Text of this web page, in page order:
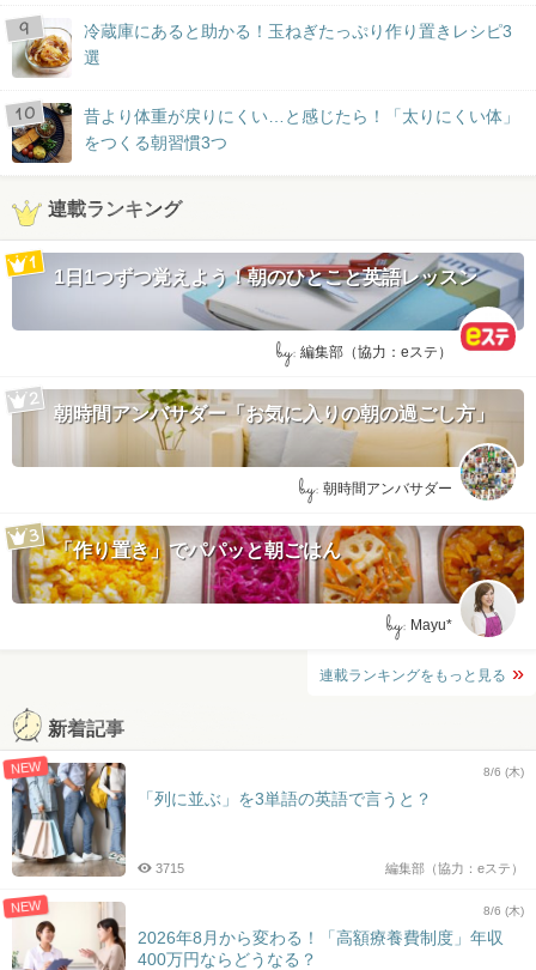
冷蔵庫にあると助かる！玉ねぎたっぷり作り置きレシピ3
選
昔より体重が戻りにくい…と感じたら！「太りにくい体」
をつくる朝習慣3つ
連載ランキング
1日1つずつ覚えよう！朝のひとこと英語レッスン
by: 編集部（協力：eステ）
朝時間アンバサダー「お気に入りの朝の過ごし方」
by: 朝時間アンバサダー
「作り置き」でパパッと朝ごはん
by: Mayu*
連載ランキングをもっと見る
新着記事
NEW 8/6 (木)
「列に並ぶ」を3単語の英語で言うと？
編集部（協力：eステ）
3715
NEW 8/6 (木)
2026年8月から変わる！「高額療養費制度」年収
400万円ならどうなる？